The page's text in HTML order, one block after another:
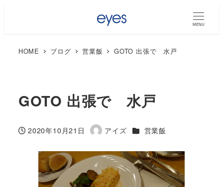
MENU
HOME ブログ 営業飯 GOTO 出張で 水戸
GOTO 出張で 水戸
投稿日
2020年10月21日
著
アイズ カテゴリー
営業飯